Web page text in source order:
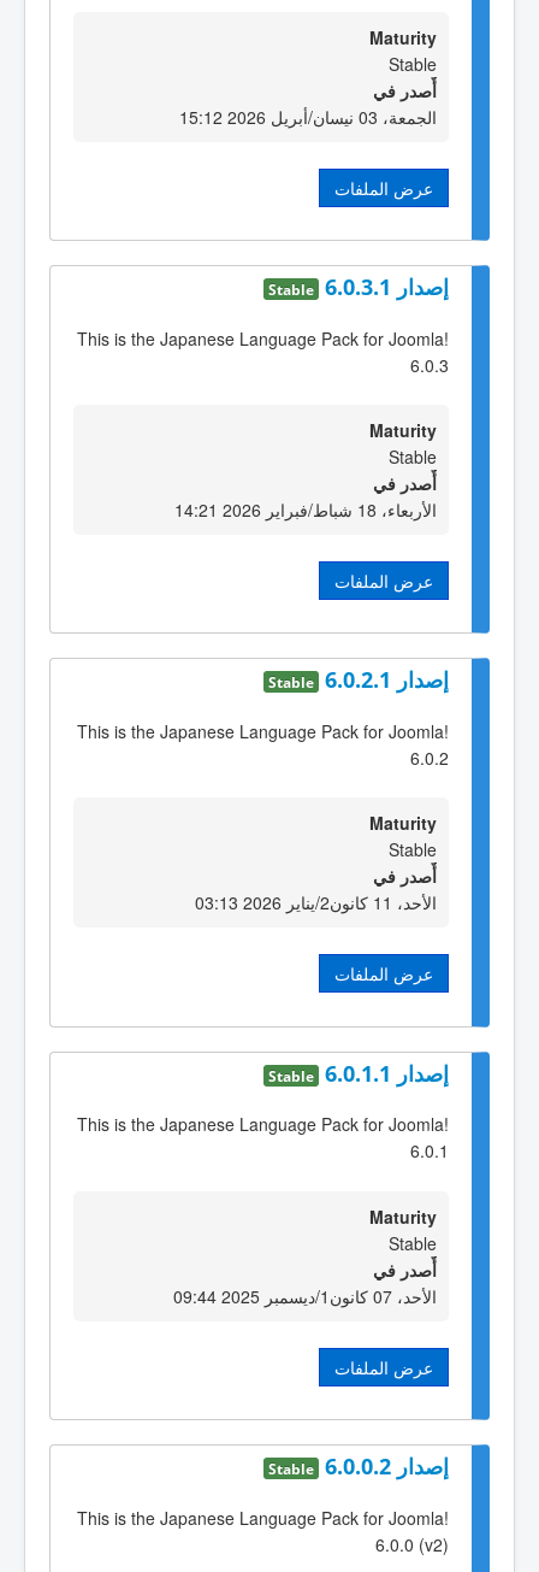
Maturity
Stable
أٌصدر في
الجمعة، 03 نيسان/أبريل 2026 15:12
عرض الملفات
إصدار 6.0.3.1 Stable
This is the Japanese Language Pack for Joomla!
6.0.3
Maturity
Stable
أٌصدر في
الأربعاء، 18 شباط/فبراير 2026 14:21
عرض الملفات
إصدار 6.0.2.1 Stable
This is the Japanese Language Pack for Joomla!
6.0.2
Maturity
Stable
أٌصدر في
الأحد، 11 كانون2/يناير 2026 03:13
عرض الملفات
إصدار 6.0.1.1 Stable
This is the Japanese Language Pack for Joomla!
6.0.1
Maturity
Stable
أٌصدر في
الأحد، 07 كانون1/ديسمبر 2025 09:44
عرض الملفات
إصدار 6.0.0.2 Stable
This is the Japanese Language Pack for Joomla!
6.0.0 (v2)